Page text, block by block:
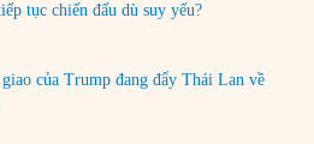
tục chiến đấu dù suy yếu?
của Trump đang đẩy Thái Lan về